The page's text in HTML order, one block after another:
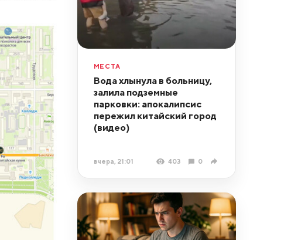
МЕСТА
Вода хлынула в больницу,
залила подземные
парковки: апокалипсис
пережил китайский город
(видео)
вчера, 21:01 403 0